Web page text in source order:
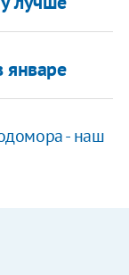
январе
- наш